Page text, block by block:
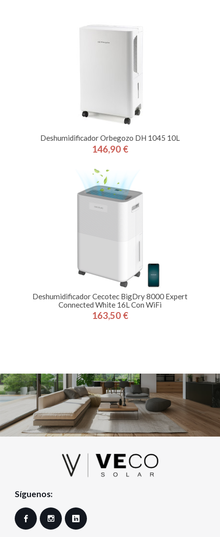
Deshumidificador Orbegozo DH 1045 10L
Precio
146,90 €
Deshumidificador Cecotec BigDry 8000 Expert
Connected White 16L Con WiFi
Precio
163,50 €
Síguenos:
Facebook Instagram